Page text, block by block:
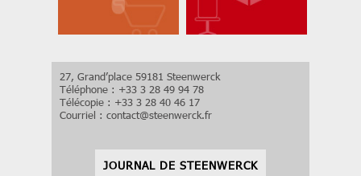
27, Grand’place 59181 Steenwerck
Téléphone : +33 3 28 49 94 78
Télécopie : +33 3 28 40 46 17
Courriel : contact@steenwerck.fr
JOURNAL DE STEENWERCK